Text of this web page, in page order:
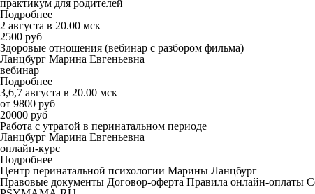
практикум для родителей
Подробнее
2 августа в 20.00 мск
2500 руб
Здоровые отношения (вебинар с разбором фильма)
Ланцбург Марина Евгеньевна
вебинар
Подробнее
3,6,7 августа в 20.00 мск
от 9800 руб
20000 руб
Работа с утратой в перинатальном периоде
Ланцбург Марина Евгеньевна
онлайн-курс
Подробнее
Центр перинатальной психологии Марины Ланцбург
Правовые документы Договор-оферта Правила онлайн-оплаты